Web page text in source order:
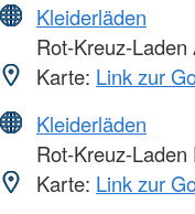
Kleiderläden
Rot-Kreuz-Laden
Karte: Link zur
Kleiderläden
Rot-Kreuz-
Karte: Link zur